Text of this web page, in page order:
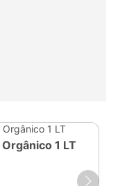
1 LT